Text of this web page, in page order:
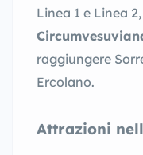
Linea 1 e Linea
raggiungere
Ercolano.
Attrazioni